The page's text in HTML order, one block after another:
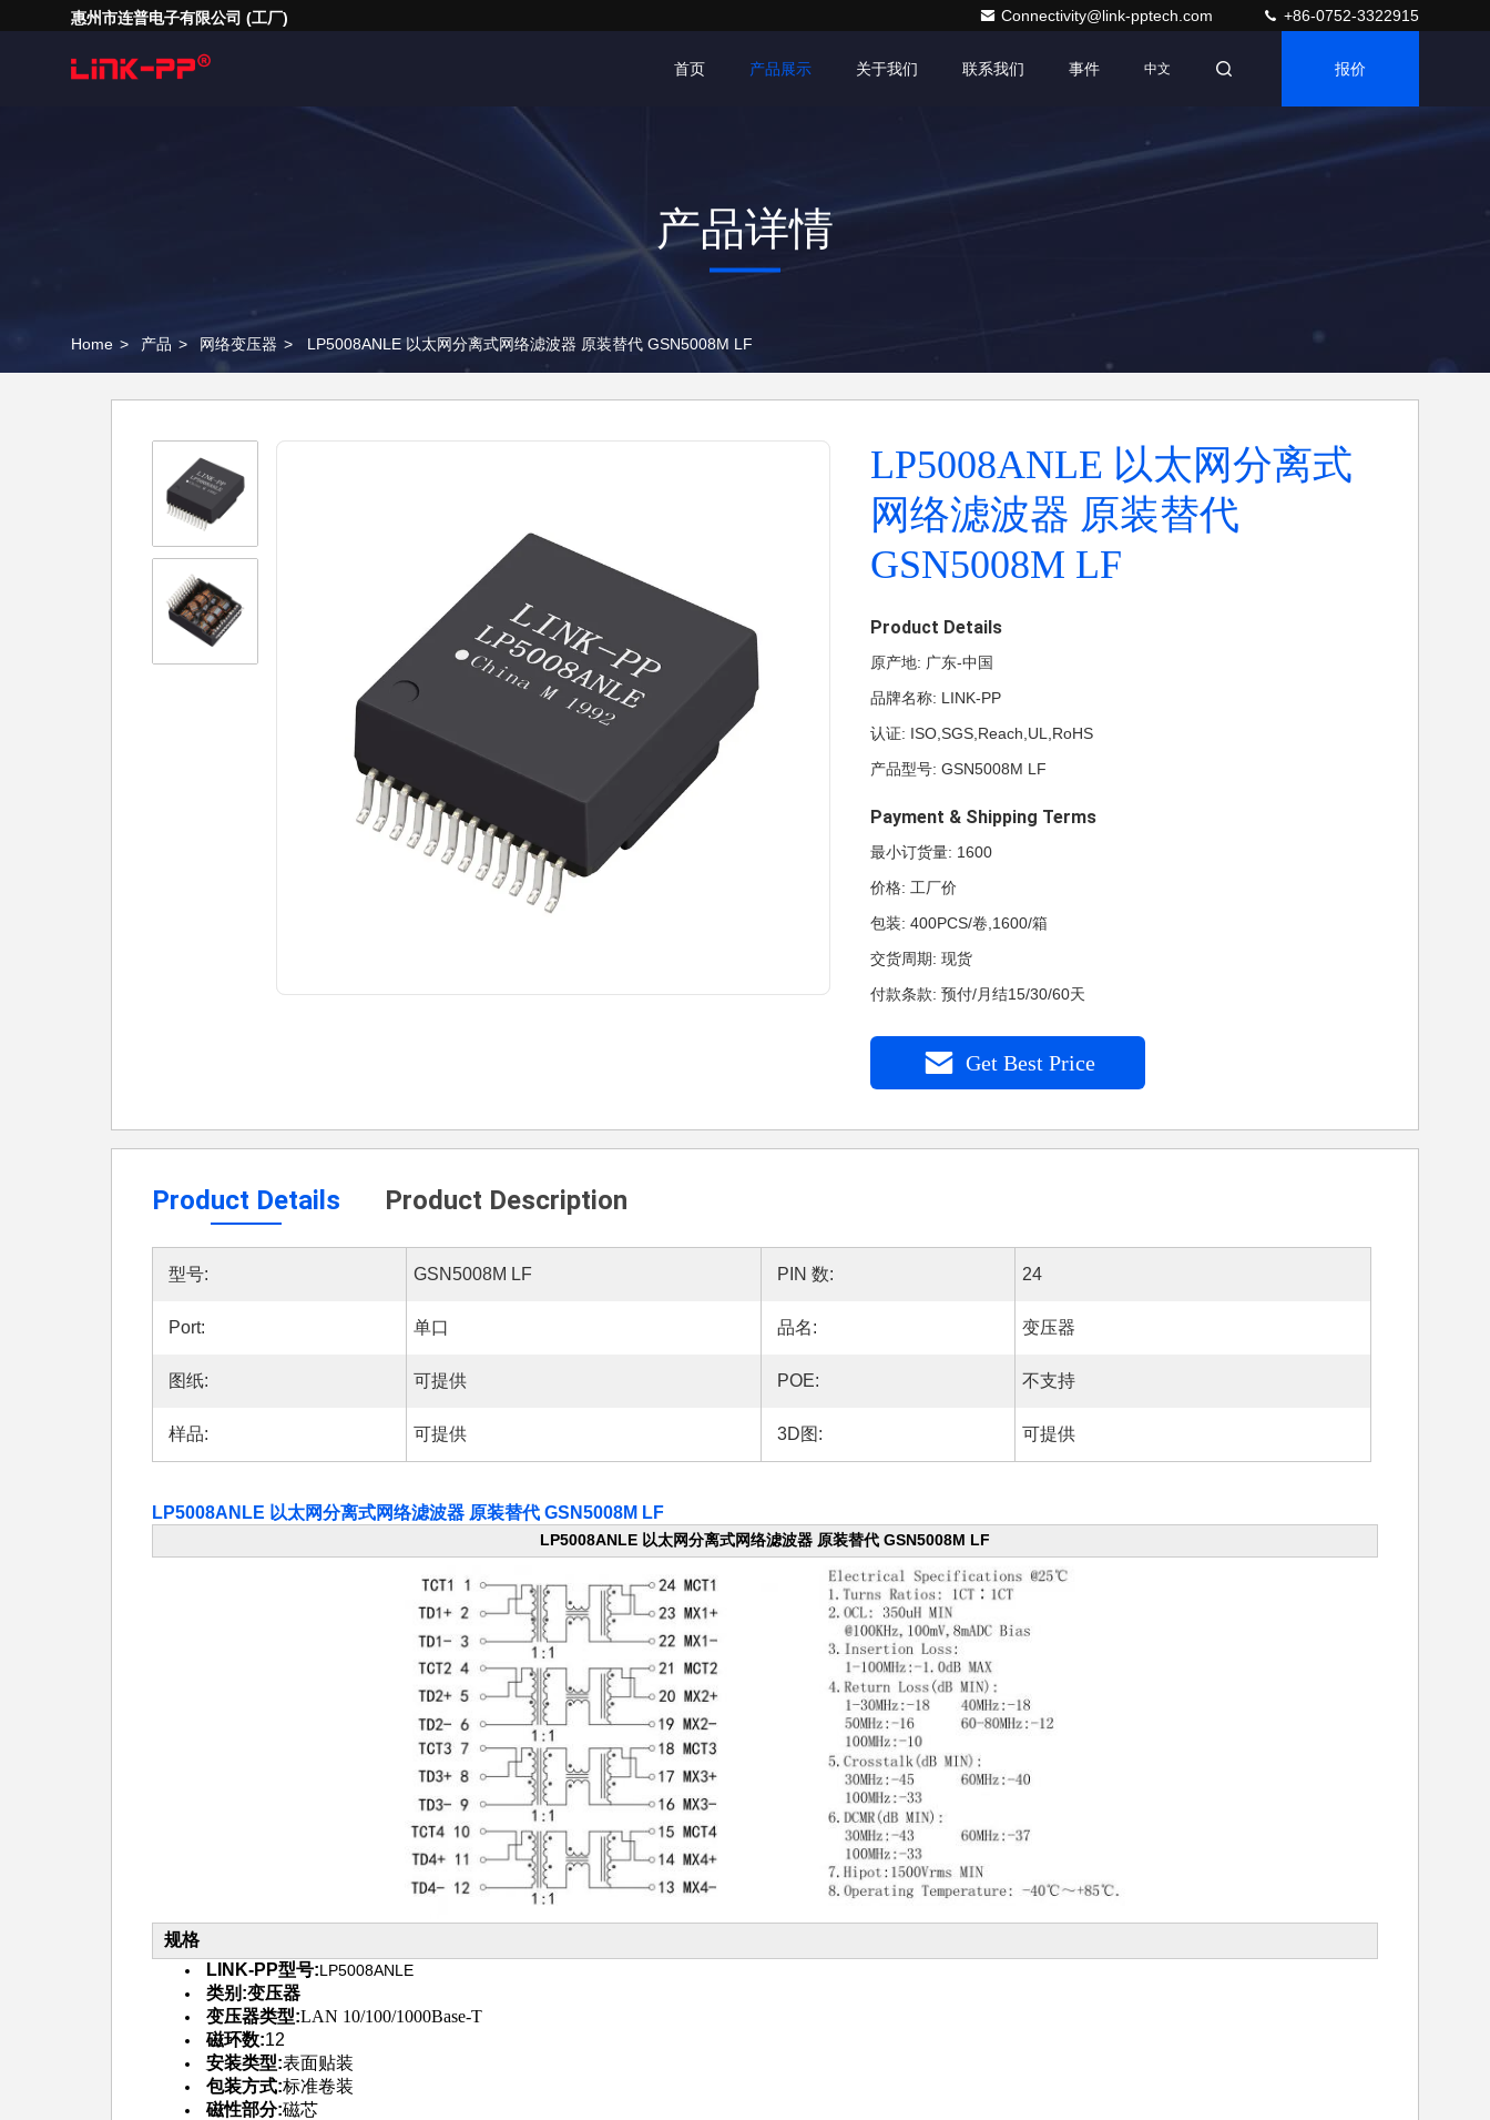
惠州市连普电子有限公司 (工厂) Connectivity@link-pptech.com +86-0752-3322915
首页 产品展示 关于我们 联系我们 事件 中文 报价
产品详情
Home > 产品 > 网络变压器 > LP5008ANLE 以太网分离式网络滤波器 原装替代 GSN5008M LF
LP5008ANLE 以太网分离式
网络滤波器 原装替代
GSN5008M LF
Product Details
原产地: 广东-中国
品牌名称: LINK-PP
认证: ISO,SGS,Reach,UL,RoHS
产品型号: GSN5008M LF
Payment & Shipping Terms
最小订货量: 1600
价格: 工厂价
包装: 400PCS/卷,1600/箱
交货周期: 现货
付款条款: 预付/月结15/30/60天
Get Best Price
Product Details Product Description
型号: GSN5008M LF PIN 数: 24
Port: 单口 品名: 变压器
图纸: 可提供 POE: 不支持
样品: 可提供 3D图: 可提供
LP5008ANLE 以太网分离式网络滤波器 原装替代 GSN5008M LF
LP5008ANLE 以太网分离式网络滤波器 原装替代 GSN5008M LF
规格
LINK-PP型号:LP5008ANLE
类别:变压器
变压器类型:LAN 10/100/1000Base-T
磁环数:12
安装类型:表面贴装
包装方式:标准卷装
磁性部分:磁芯